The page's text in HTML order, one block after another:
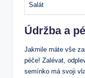
Salát
Údržba a
Jakmile máte vše
péče! Zalévat,
semínko má svoji